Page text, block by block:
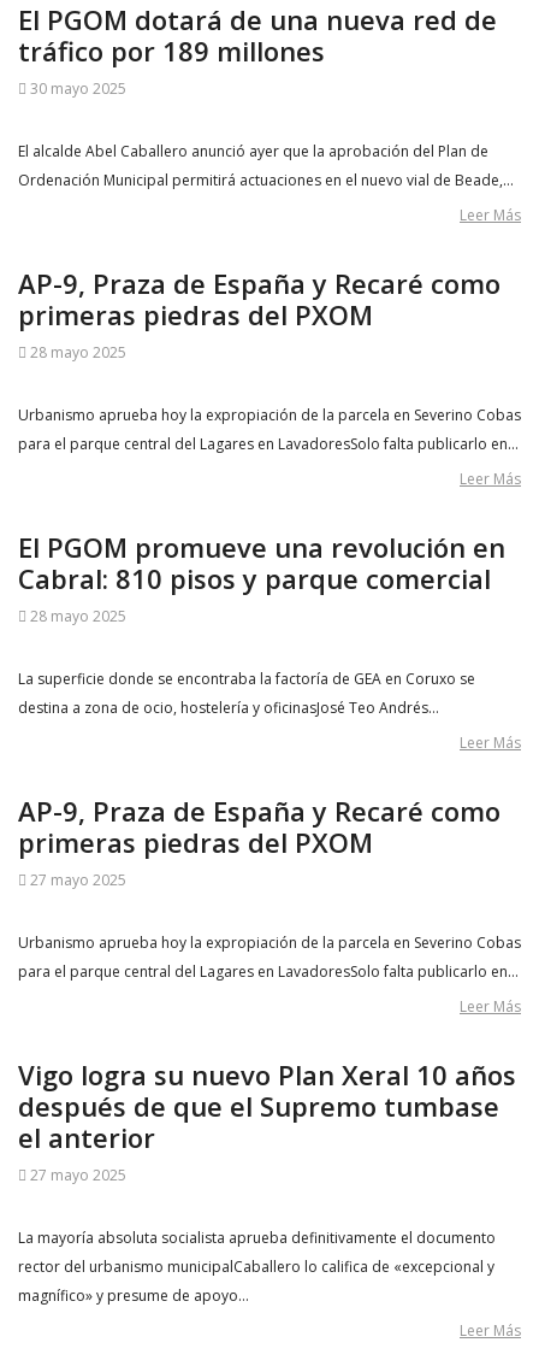
El PGOM dotará de una nueva red de
tráfico por 189 millones
30 mayo 2025
El alcalde Abel Caballero anunció ayer que la aprobación del Plan de
Ordenación Municipal permitirá actuaciones en el nuevo vial de Beade,…
Leer Más
AP-9, Praza de España y Recaré como
primeras piedras del PXOM
28 mayo 2025
Urbanismo aprueba hoy la expropiación de la parcela en Severino Cobas
para el parque central del Lagares en LavadoresSolo falta publicarlo en…
Leer Más
El PGOM promueve una revolución en
Cabral: 810 pisos y parque comercial
28 mayo 2025
La superficie donde se encontraba la factoría de GEA en Coruxo se
destina a zona de ocio, hostelería y oficinasJosé Teo Andrés…
Leer Más
AP-9, Praza de España y Recaré como
primeras piedras del PXOM
27 mayo 2025
Urbanismo aprueba hoy la expropiación de la parcela en Severino Cobas
para el parque central del Lagares en LavadoresSolo falta publicarlo en…
Leer Más
Vigo logra su nuevo Plan Xeral 10 años
después de que el Supremo tumbase
el anterior
27 mayo 2025
La mayoría absoluta socialista aprueba definitivamente el documento
rector del urbanismo municipalCaballero lo califica de «excepcional y
magnífico» y presume de apoyo…
Leer Más